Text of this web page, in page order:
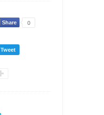
Share 0
Tweet